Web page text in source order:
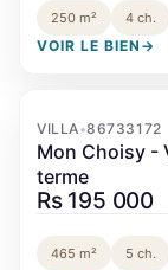
250 m² 4 ch.
VOIR LE BIEN →
VILLA•86733172
Mon Choisy -
terme
Rs 195 000
465 m² 5 ch.